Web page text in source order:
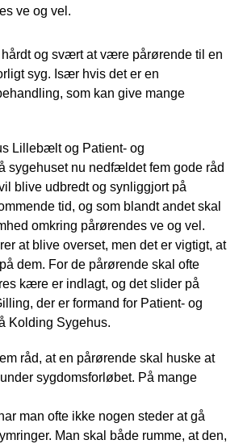
ve og vel.
og svært at være pårørende til en
syg. Især hvis det er en
som kan give mange
Lillebælt og Patient- og
sygehuset nu nedfældet fem gode råd
blive udbredt og synliggjort på
tid, og som blandt andet skal
omkring pårørendes ve og vel.
at blive overset, men det er vigtigt, at
dem. For de pårørende skal ofte
kære er indlagt, og det slider på
der er formand for Patient- og
Kolding Sygehus.
råd, at en pårørende skal huske at
sygdomsforløbet. På mange
man ofte ikke nogen steder at gå
Man skal både rumme, at den,